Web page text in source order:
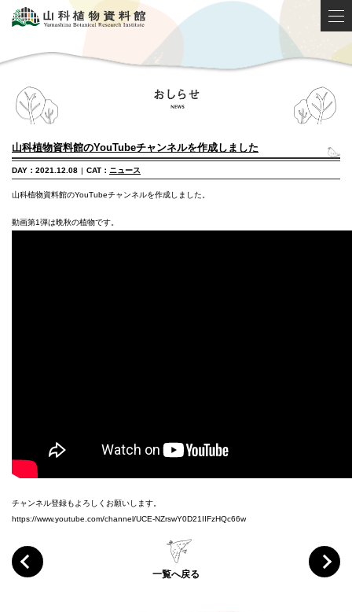
山科植物資料館のYouTubeチャンネルを作成しました
DAY：2021.12.08 | CAT： ニュース
山科植物資料館のYouTubeチャンネルを作成しました。
動画第1弾は晩秋の植物です。
チャンネル登録もよろしくお願いします。
https://www.youtube.com/channel/UCE-NZrswY0D21IIFzHQc66w
一覧へ戻る